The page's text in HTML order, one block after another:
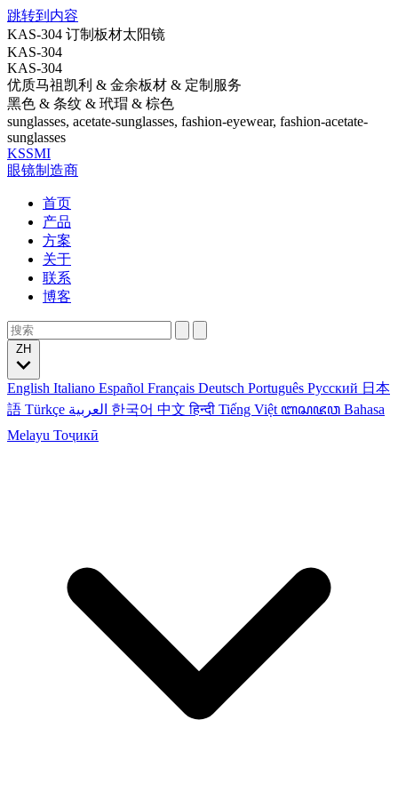
跳转到内容
KAS-304 订制板材太阳镜
KAS-304
KAS-304
优质马祖凯利 & 金余板材 & 定制服务
黑色 & 条纹 & 玳瑁 & 棕色
sunglasses, acetate-sunglasses, fashion-eyewear, fashion-acetate-
sunglasses
KSSMI
眼镜制造商
首页
产品
方案
关于
联系
博客
English Italiano Español Français Deutsch Português Русский 日本
語 Türkçe 한국어 中文हिन्दी Tiếng Việt ꦧꦱꦗꦮ Bahasa
Melayu Тоҷикӣ